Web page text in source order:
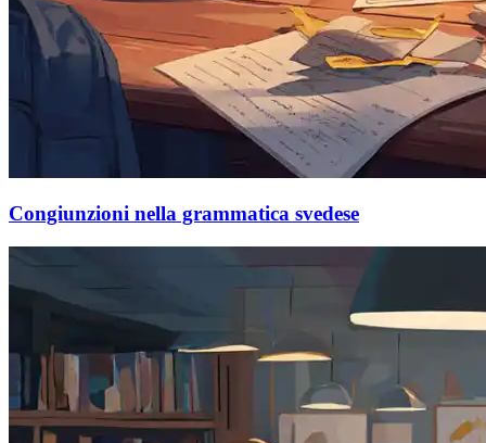
Congiunzioni nella grammatica svedese